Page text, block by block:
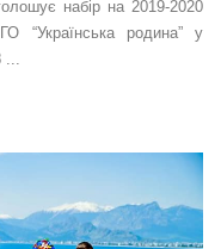
набір на 2019-2020
“Українська родина” у